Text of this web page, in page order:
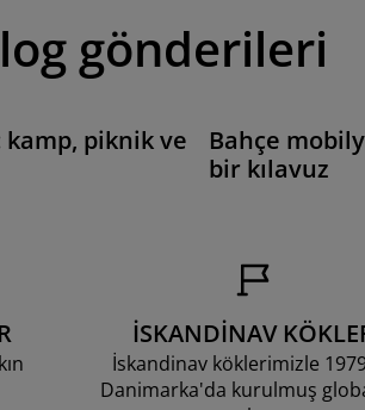
gönderileri
kamp, piknik ve
Bahçe
bir kılavuz
İSKANDİNAV
İskandinav köklerimizle
Danimarka'da kurulmuş